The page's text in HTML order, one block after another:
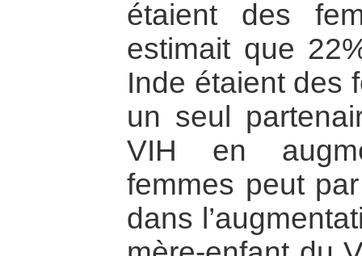
étaient des
estimait que
Inde étaient des
un seul
VIH en
femmes peut
dans